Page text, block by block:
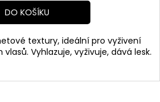
DO KOŠÍKU
textury, ideální pro vyživení
Vyhlazuje, vyživuje, dává lesk.